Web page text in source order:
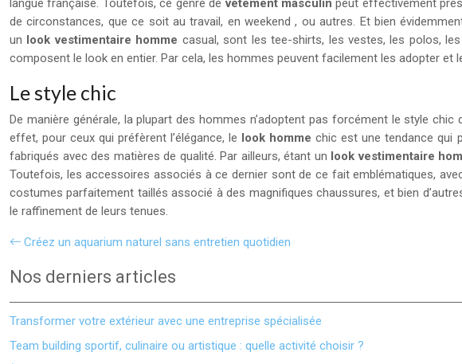
langue française. Toutefois, ce genre devêtement masculin peut effectivement
de circonstances, que ce soit au travail, en weekend , ou autres. Et bien
un look vestimentaire homme casual, sont les tee-shirts, les vestes, les polos,
composent le look en entier. Par cela, les hommes peuvent facilement les adopter
Le style chic
De manière générale, la plupart des hommes n’adoptent pas forcément le style
effet, pour ceux qui préfèrent l’élégance, le look homme chic est une tendance qui
fabriqués avec des matières de qualité. Par ailleurs, étant un look vestimentaire
Toutefois, les accessoires associés à ce dernier sont de ce fait emblématiques,
costumes parfaitement taillés associé à des magnifiques chaussures, et bien
le raffinement de leurs tenues.
Créez un aquarium naturel sans entretien quotidien
Nos derniers articles
Transformer votre extérieur avec une entreprise spécialisée
Team building sportif, culinaire ou artistique : quelle activité choisir ?